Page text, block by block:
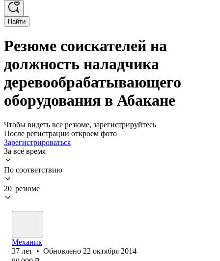
Найти
Резюме соискателей на
должность наладчика
деревообрабатывающего
оборудования в Абакане
Чтобы видеть все резюме, зарегистрируйтесь
После регистрации откроем фото
Зарегистрироваться
За всё время
По соответствию
20 резюме
Механик
37 лет • Обновлено 22 октября 2014